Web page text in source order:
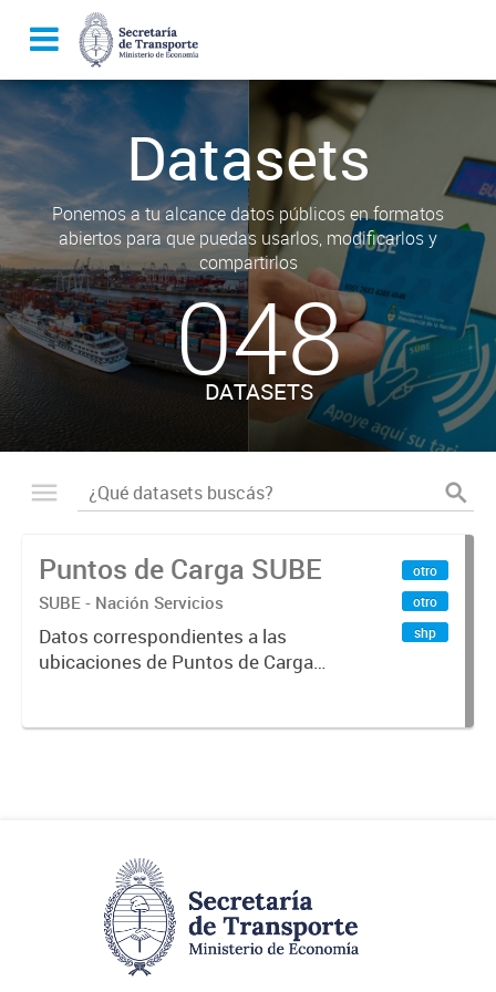
Datasets
Ponemos a tu alcance datos públicos en formatos
abiertos para que puedas usarlos, modificarlos y
compartirlos
048
DATASETS
Puntos de Carga SUBE
SUBE - Nación Servicios
Datos correspondientes a las
ubicaciones de Puntos de Carga
otro
otro
shp